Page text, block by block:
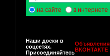
на сайте в интернете
Наши доски в
соцсетях.
Присоединяйтесь
Объявления
ВКОНТАКТЕ